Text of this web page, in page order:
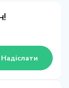
Надіслати